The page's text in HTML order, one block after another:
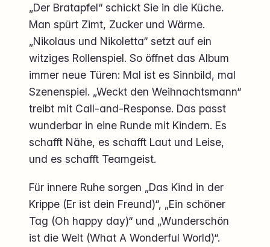
„Der Bratapfel“ schickt Sie in die Küche.
Man spürt Zimt, Zucker und Wärme.
„Nikolaus und Nikoletta“ setzt auf ein
witziges Rollenspiel. So öffnet das Album
immer neue Türen: Mal ist es Sinnbild, mal
Szenenspiel. „Weckt den Weihnachtsmann“
treibt mit Call-and-Response. Das passt
wunderbar in eine Runde mit Kindern. Es
schafft Nähe, es schafft Laut und Leise,
und es schafft Teamgeist.
Für innere Ruhe sorgen „Das Kind in der
Krippe (Er ist dein Freund)“, „Ein schöner
Tag (Oh happy day)“ und „Wunderschön
ist die Welt (What A Wonderful World)“.